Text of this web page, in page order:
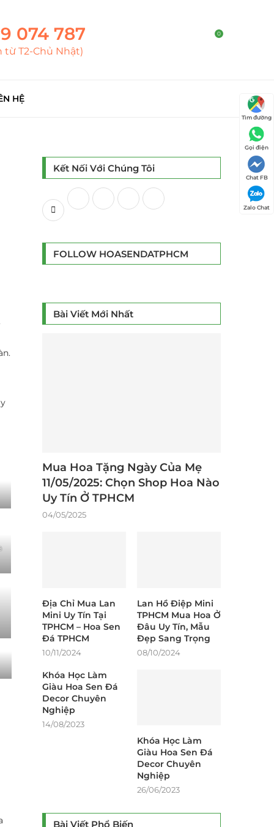
074 787
từ T2-Chủ Nhật)
0
HỆ
Kết Nối Với Chúng Tôi
FOLLOW HOASENDATPHCM
Bài Viết Mới Nhất
Mua Hoa Tặng Ngày Của Mẹ
11/05/2025: Chọn Shop Hoa Nào
Uy Tín Ở TPHCM
04/05/2025
Địa Chỉ Mua Lan
Mini Uy Tín Tại
TPHCM – Hoa Sen
Đá TPHCM
10/11/2024
Lan Hồ Điệp Mini
TPHCM Mua Hoa Ở
Đâu Uy Tín, Mẫu
Đẹp Sang Trọng
08/10/2024
Khóa Học Làm
Giàu Hoa Sen Đá
Decor Chuyên
Nghiệp
14/08/2023
Khóa Học Làm
Giàu Hoa Sen Đá
Decor Chuyên
Nghiệp
26/06/2023
Bài Viết Phổ Biến
Tìm đường
Gọi điện
Chat FB
Zalo Chat